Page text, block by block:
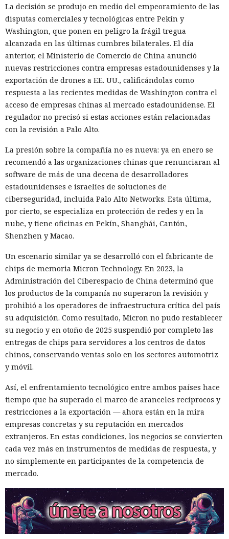
La decisión se produjo en medio del empeoramiento de las
disputas comerciales y tecnológicas entre Pekín y
Washington, que ponen en peligro la frágil tregua
alcanzada en las últimas cumbres bilaterales. El día
anterior, el Ministerio de Comercio de China anunció
nuevas restricciones contra empresas estadounidenses y la
exportación de drones a EE. UU., calificándolas como
respuesta a las recientes medidas de Washington contra el
acceso de empresas chinas al mercado estadounidense. El
regulador no precisó si estas acciones están relacionadas
con la revisión a Palo Alto.
La presión sobre la compañía no es nueva: ya en enero se
recomendó a las organizaciones chinas que renunciaran al
software de más de una decena de desarrolladores
estadounidenses e israelíes de soluciones de
ciberseguridad, incluida Palo Alto Networks. Esta última,
por cierto, se especializa en protección de redes y en la
nube, y tiene oficinas en Pekín, Shanghái, Cantón,
Shenzhen y Macao.
Un escenario similar ya se desarrolló con el fabricante de
chips de memoria Micron Technology. En 2023, la
Administración del Ciberespacio de China determinó que
los productos de la compañía no superaron la revisión y
prohibió a los operadores de infraestructura crítica del país
su adquisición. Como resultado, Micron no pudo restablecer
su negocio y en otoño de 2025 suspendió por completo las
entregas de chips para servidores a los centros de datos
chinos, conservando ventas solo en los sectores automotriz
y móvil.
Así, el enfrentamiento tecnológico entre ambos países hace
tiempo que ha superado el marco de aranceles recíprocos y
restricciones a la exportación — ahora están en la mira
empresas concretas y su reputación en mercados
extranjeros. En estas condiciones, los negocios se convierten
cada vez más en instrumentos de medidas de respuesta, y
no simplemente en participantes de la competencia de
mercado.